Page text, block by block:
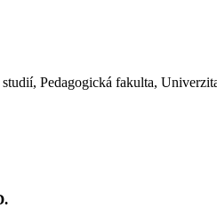
Pedagogická fakulta,